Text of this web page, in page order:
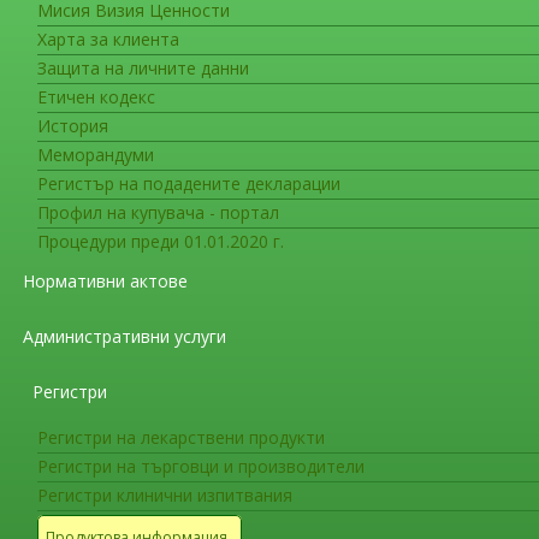
Мисия Визия Ценности
Харта за клиента
Защита на личните данни
Етичен кодекс
История
Меморандуми
Регистър на подадените декларации
Профил на купувача - портал
Процедури преди 01.01.2020 г.
Нормативни актове
Административни услуги
Регистри
Регистри на лекарствени продукти
Регистри на търговци и производители
Регистри клинични изпитвания
проследяване на
От коя дата ИАЛ ще изисква
лекарствата без докладване в ИАЛ.
От датата, изчислена 6 месеца след
ЕudraVigilance на Европейския съюз.
! В преходния период (от влизане в
лекарствени реакции от територията на
законодателство – 1/21 юли 2012 г.
Къде трябва да се изпращат
До установяване и оповестяване на